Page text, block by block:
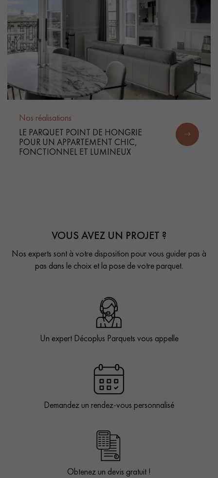
Nos réalisations
LE PARQUET POINT DE HONGRIE
POUR UN APPARTEMENT CHIC,
FONCTIONNEL ET LUMINEUX
VOUS AVEZ UN PROJET ?
Nos experts sont à votre disposition pour vous guider pas à
pas dans le choix et la pose de votre parquet.
Un expert Décoplus Parquets vous appelle
Demandez un rendez-vous personnalisé
Obtenez un devis gratuit !